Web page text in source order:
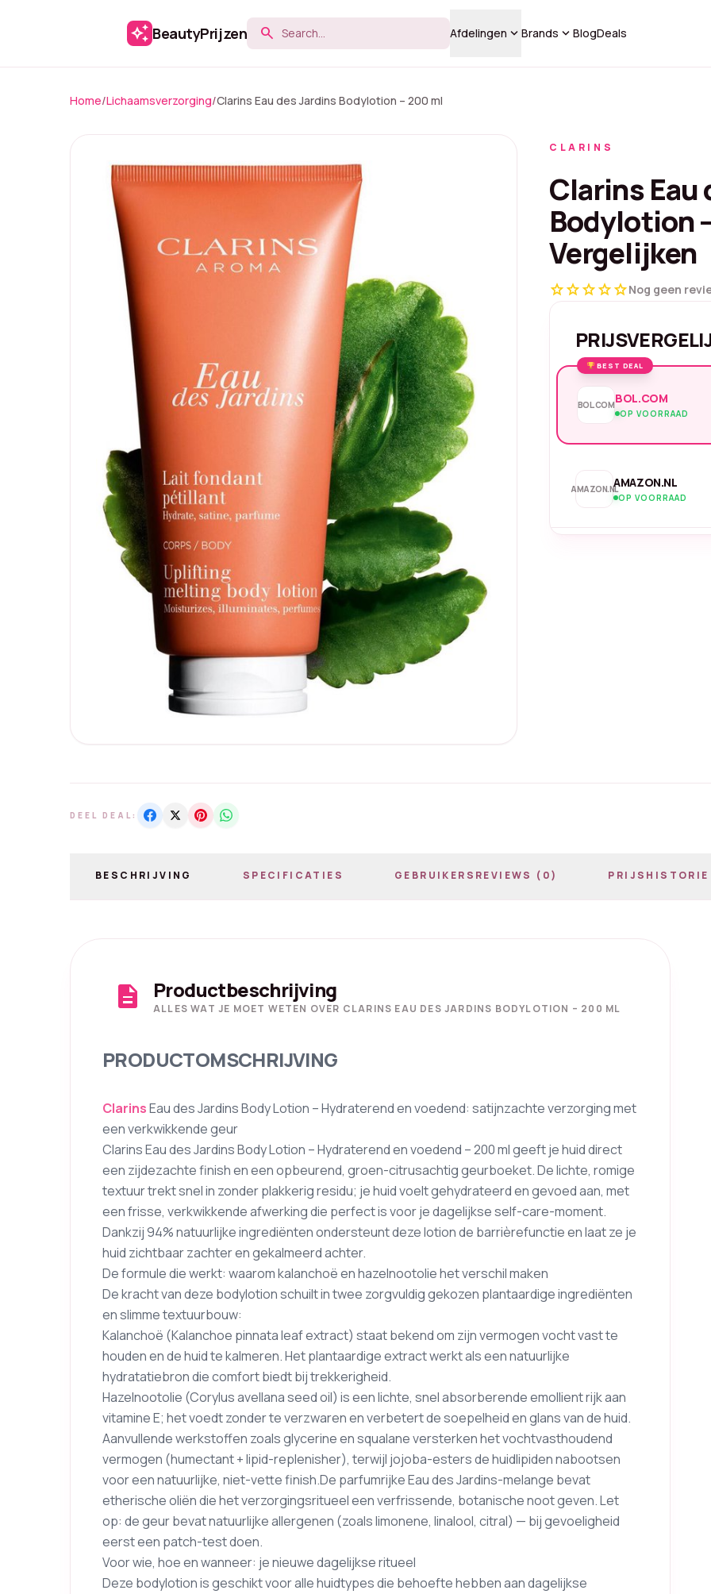
auto_awesome BeautyPrijzen search Afdelingen keyboard_arrow_downBrands keyboard_arrow_downBlogDeals
Home/Lichaamsverzorging/Clarins Eau des Jardins Bodylotion – 200 ml
CLARINS
Clarins Eau
Bodylotion
Vergelijken
starstarstarstarstarNog geen
BEST DEAL
BOL.COMBOL.COM
OP VOORRAAD
AMAZON.NLAMAZON.NL
OP VOORRAAD
DEEL DEAL:
BESCHRIJVING SPECIFICATIES GEBRUIKERSREVIEWS (0) PRIJSHISTORIE
description Productbeschrijving
ALLES WAT JE MOET WETEN OVER CLARINS EAU DES JARDINS BODYLOTION – 200 ML
PRODUCTOMSCHRIJVING
ClarinsEau des Jardins Body Lotion – Hydraterend en voedend: satijnzachte verzorging met
een verkwikkende geur
Clarins Eau des Jardins Body Lotion – Hydraterend en voedend – 200 ml geeft je huid direct
een zijdezachte finish en een opbeurend, groen-citrusachtig geurboeket. De lichte, romige
textuur trekt snel in zonder plakkerig residu; je huid voelt gehydrateerd en gevoed aan, met
een frisse, verkwikkende afwerking die perfect is voor je dagelijkse self-care-moment.
Dankzij 94% natuurlijke ingrediënten ondersteunt deze lotion de barrièrefunctie en laat ze je
huid zichtbaar zachter en gekalmeerd achter.
De formule die werkt: waarom kalanchoë en hazelnootolie het verschil maken
De kracht van deze bodylotion schuilt in twee zorgvuldig gekozen plantaardige ingrediënten
en slimme textuurbouw:
Kalanchoë (Kalanchoe pinnata leaf extract) staat bekend om zijn vermogen vocht vast te
houden en de huid te kalmeren. Het plantaardige extract werkt als een natuurlijke
hydratatiebron die comfort biedt bij trekkerigheid.
Hazelnootolie (Corylus avellana seed oil) is een lichte, snel absorberende emollient rijk aan
vitamine E; het voedt zonder te verzwaren en verbetert de soepelheid en glans van de huid.
Aanvullende werkstoffen zoals glycerine en squalane versterken het vochtvasthoudend
vermogen (humectant + lipid-replenisher), terwijl jojoba-esters de huidlipiden nabootsen
voor een natuurlijke, niet-vette finish.De parfumrijke Eau des Jardins-melange bevat
etherische oliën die het verzorgingsritueel een verfrissende, botanische noot geven. Let
op: de geur bevat natuurlijke allergenen (zoals limonene, linalool, citral) — bij gevoeligheid
eerst een patch-test doen.
Voor wie, hoe en wanneer: je nieuwe dagelijkse ritueel
Deze bodylotion is geschikt voor alle huidtypes die behoefte hebben aan dagelijkse